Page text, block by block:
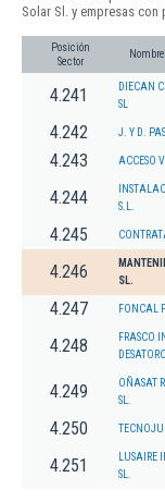
Solar Sl. y empresas
Posición
Sector
4.241
DIECAN
SL
4.242 J. Y D.
4.243 ACCESO
4.244
S.L.
4.245
4.246
SL.
4.247 FONCAL
4.248
FRASCO
4.249
OÑASAT
SL.
4.250
4.251
LUSAIRE
SL.